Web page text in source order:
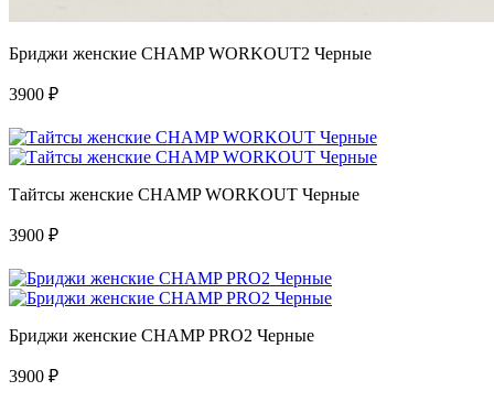
Бриджи женские CHAMP WORKOUT2 Черные
3900 ₽
Тайтсы женские CHAMP WORKOUT Черные
3900 ₽
Бриджи женские CHAMP PRO2 Черные
3900 ₽